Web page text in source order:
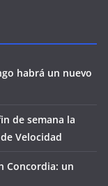
habrá un nuevo
de semana la
Velocidad
Concordia: un